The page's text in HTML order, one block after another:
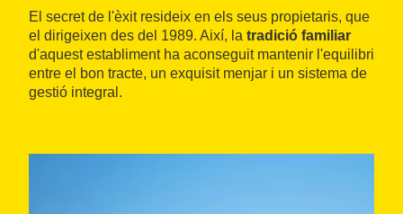
El secret de l'èxit resideix en els seus propietaris, que
el dirigeixen des del 1989. Així, la tradició familiar
d'aquest establiment ha aconseguit mantenir l'equilibri
entre el bon tracte, un exquisit menjar i un sistema de
gestió integral.